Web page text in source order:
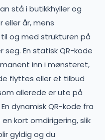
stå i butikkhyller og
eller år, mens
og med strukturen på
En statisk QR-kode
inn i mønsteret,
flyttes eller et tilbud
allerede er ute på
dynamisk QR-kode fra
kort omdirigering, slik
gyldig og du